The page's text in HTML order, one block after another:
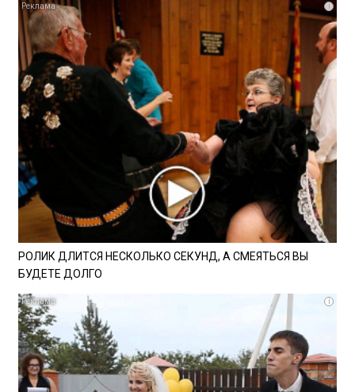
i
РОЛИК ДЛИТСЯ НЕСКОЛЬКО СЕКУНД, А СМЕЯТЬСЯ ВЫ
БУДЕТЕ ДОЛГО
i